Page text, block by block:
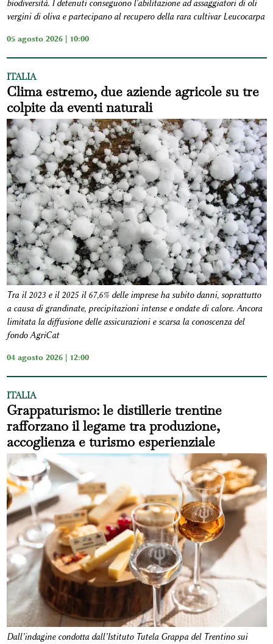
biodiversità. I detenuti conseguono l'abilitazione ad assaggiatori di oli
vergini di oliva e partecipano al recupero della rara cultivar Leucocarpa
05 agosto 2026 | 10:00
ITALIA
Clima estremo, due aziende agricole su tre
colpite da eventi naturali
Tra il 2023 e il 2025 il 67,6% delle imprese ha subito danni, soprattutto
a causa di grandinate, precipitazioni intense e ondate di calore. Ancora
limitata la diffusione delle assicurazioni e scarsa la conoscenza del
fondo AgriCat
04 agosto 2026 | 12:00
ITALIA
Grappaturismo: le distillerie trentine
rafforzano il legame tra produzione,
accoglienza e turismo esperienziale
Dall’indagine condotta dall’Istituto Tutela Grappa del Trentino sui